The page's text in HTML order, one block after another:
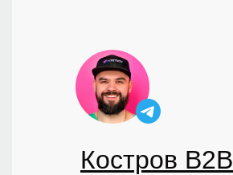
Костров B2B